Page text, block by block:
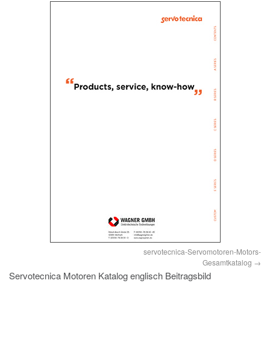
servotecnica-Servomotoren-Motors-
Gesamtkatalog
Servotecnica Motoren Katalog englisch Beitragsbild